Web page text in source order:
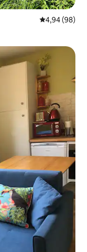
Gemiddelde
4,94 (98)